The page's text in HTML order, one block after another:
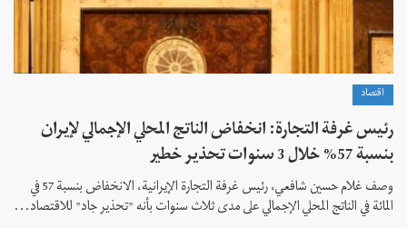
اقتصاد
رئيس غرفة التجارة: انخفاض الناتج المحلي الإجمالي لإيران
بنسبة 57% خلال 3 سنوات تحذير خطير
وصف غلام حسين شافعي، رئيس غرفة التجارة الإيرانية، الانخفاض بنسبة 57 في
المائة في الناتج المحلي الإجمالي على مدى ثلاث سنوات بأنه "تحذير جاد" للاقتصاد...